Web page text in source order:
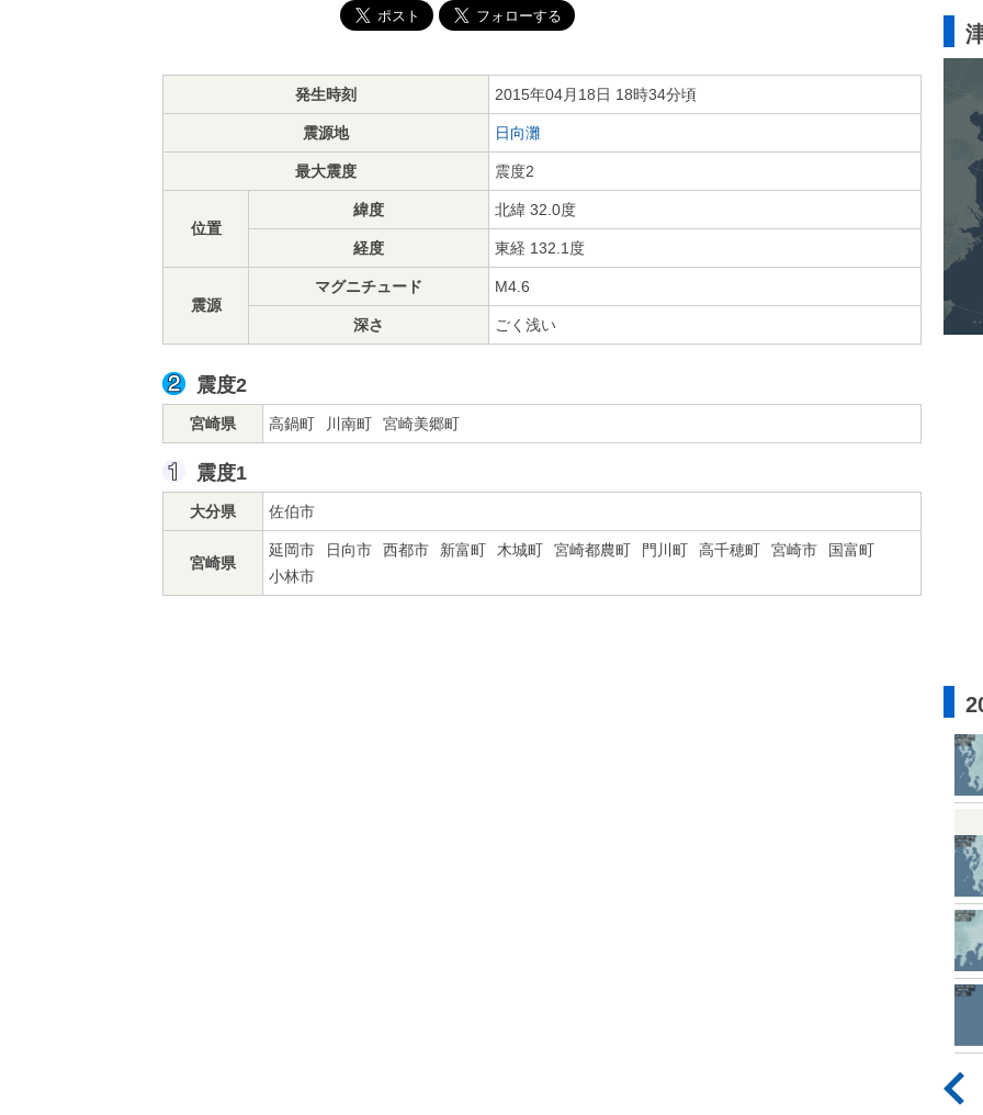
発生時刻 2015年04月18日 18時34分頃
震源地 日向灘
最大震度 震度2
位置
緯度 北緯 32.0度
経度 東経 132.1度
震源
マグニチュード M4.6
深さ ごく浅い
震度2
宮崎県 高鍋町 川南町 宮崎美郷町
震度1
大分県 佐伯市
宮崎県
延岡市 日向市 西都市 新富町 木城町 宮崎都農町 門川町 高千穂町 宮崎市
国富町
小林市